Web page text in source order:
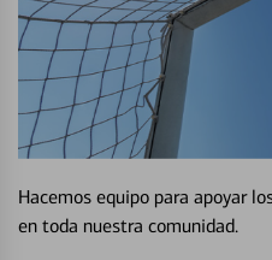
Hacemos equipo para apoyar
en toda nuestra comunidad.